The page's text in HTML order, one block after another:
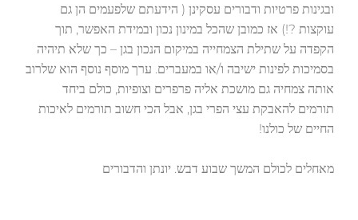
ובגינות פרטיות ודבורים עסקינן ( הידעתם שלפעמים הן גם
עוקצות ?!) אז כמובן שהכל במינון נכון ובמידת האפשר, תוך
הקפדה על שתילת הצמחייה במיקום הנכון בגן – כך שלא תיהיה
בסמיכות לפינות ישיבה ו/או במעברים. ערך מוסף נוסף הוא שלרוב
אותה צמחיה גם מושכת אליה פרפרים וצופיות, כולם ביחד
תורמים להאבקת עצי הפרי בגן, אבל הכי חשוב תורמים לאיכות
החיים של כולנו!
מאחלים לכולם המשך שבוע דבש. יונתן והדבורים